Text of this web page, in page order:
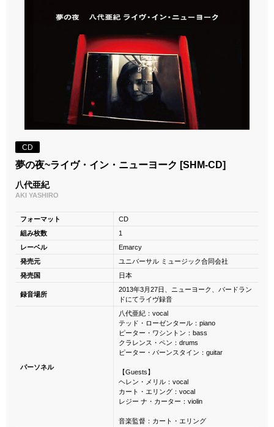
CD
夢の夜~ライヴ・イン・ニューヨーク [SHM-CD]
八代亜紀
AKI YASHIRO
フォーマット
CD
組み枚数
1
レーベル
Emarcy
発売元
ユニバーサル ミュージック合同会社
発売国
日本
録音場所
2013年3月27日、ニューヨーク、バードラン
ドにてライヴ録音
パーソネル
八代亜紀：vocal
テッド・ローゼンタール：piano
ピーター・ワシントン：bass
クラレンス・ペン：drums
ピーター・バーンスタイン：guitar
【Guests】
ヘレン・メリル：vocal
カート・エリング：vocal
レジー ナ・カーター：violin
音楽監督：カート・エリング